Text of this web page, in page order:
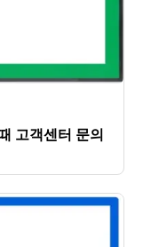
고객센터 문의